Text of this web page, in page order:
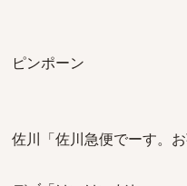
ピンポーン
佐川「佐川急便でーす。